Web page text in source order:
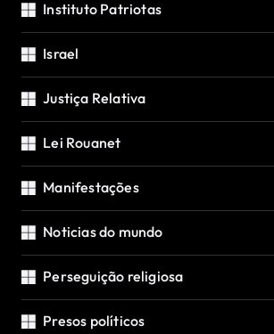
Instituto Patriotas
Israel
Justiça Relativa
Lei Rouanet
Manifestações
Noticias do mundo
Perseguição religiosa
Presos políticos